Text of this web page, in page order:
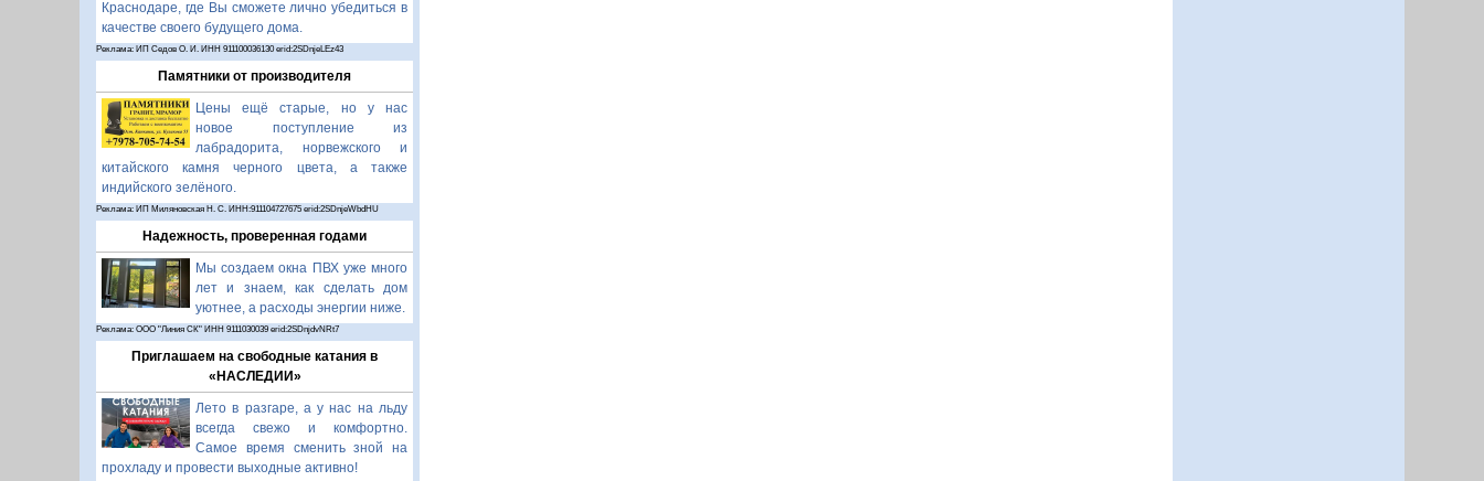
Краснодаре, где Вы сможете лично убедиться в
качестве своего будущего дома.
Реклама: ИП Седов О. И. ИНН 911100036130 erid:2SDnjeLEz43
Памятники от производителя
Цены ещё старые, но у нас
новое поступление из
лабрадорита, норвежского и
китайского камня черного цвета, а также
индийского зелёного.
Реклама: ИП Миляновская Н. С. ИНН:911104727675 erid:2SDnjeWbdHU
Надежность, проверенная годами
Мы создаем окна ПВХ уже много
лет и знаем, как сделать дом
уютнее, а расходы энергии ниже.
Реклама: ООО "Линия СК" ИНН 9111030039 erid:2SDnjdvNRt7
Приглашаем на свободные катания в
«НАСЛЕДИИ»
Лето в разгаре, а у нас на льду
всегда свежо и комфортно.
Самое время сменить зной на
прохладу и провести выходные активно!